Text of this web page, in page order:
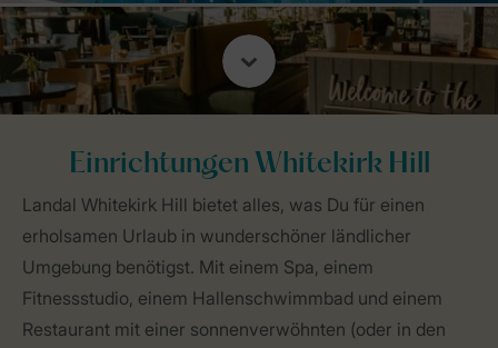
Einrichtungen Whitekirk Hill
Landal Whitekirk Hill bietet alles, was Du für einen
erholsamen Urlaub in wunderschöner ländlicher
Umgebung benötigst. Mit einem Spa, einem
Fitnessstudio, einem Hallenschwimmbad und einem
Restaurant mit einer sonnenverwöhnten (oder in den